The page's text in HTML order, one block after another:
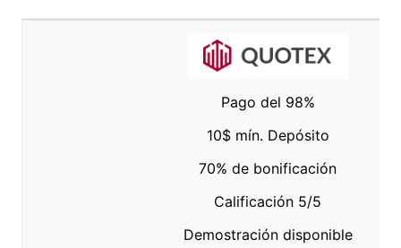
Pago del 98%
10$ mín. Depósito
70% de bonificación
Calificación 5/5
Demostración disponible